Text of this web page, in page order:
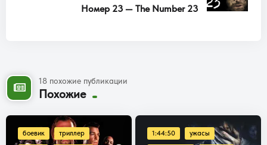
Номер 23 — The Number 23
18 похожие публикации
Похожие
боевик триллер 1:44:50 ужасы